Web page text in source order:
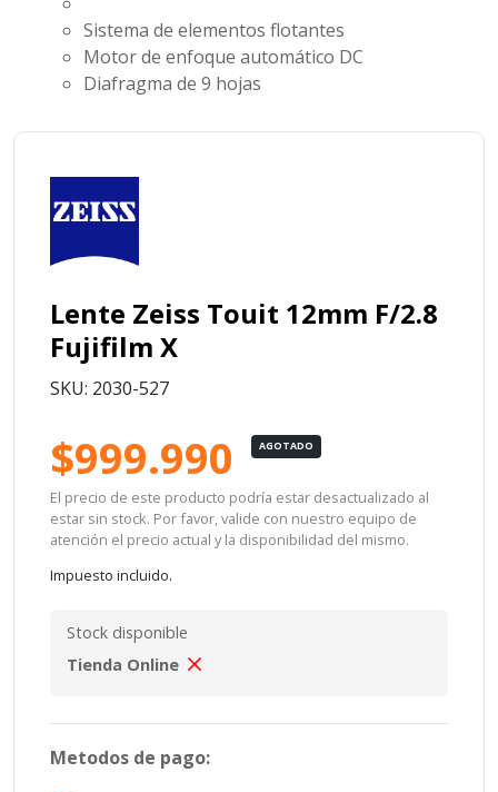
Sistema de elementos flotantes
Motor de enfoque automático DC
Diafragma de 9 hojas
Lente Zeiss Touit 12mm F/2.8
Fujifilm X
SKU: 2030-527
$999.990 AGOTADO
El precio de este producto podría estar desactualizado al
estar sin stock. Por favor, valide con nuestro equipo de
atención el precio actual y la disponibilidad del mismo.
Impuesto incluido.
Stock disponible
Tienda Online
Metodos de pago: